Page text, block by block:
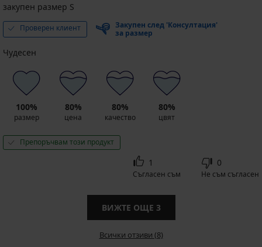
закупен размер S
Проверен клиент
Закупен след 'Консултация'
за размер
Чудесен
100%
размер
80%
цена
80%
качество
80%
цвят
Препоръчвам този продукт
1
Съгласен съм
0
Не съм съгласен
ВИЖТЕ ОЩЕ 3
Всички отзиви (8)